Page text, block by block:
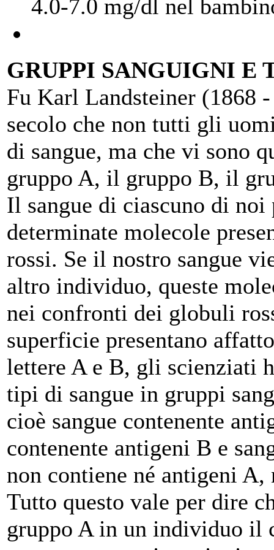
4.0-7.0 mg/dl nel
GRUPPI SANGUIGNI E
Fu Karl Landsteiner (1868
secolo che non tutti gli
di sangue, ma che vi sono
gruppo A, il gruppo B, il
Il sangue di ciascuno di noi
determinate molecole
rossi. Se il nostro sangue
altro individuo, queste
nei confronti dei globuli
superficie presentano
lettere A e B, gli scienziati
tipi di sangue in gruppi
cioè sangue contenente
contenente antigeni B e
non contiene né antigeni A,
Tutto questo vale per dire
gruppo A in un individuo il